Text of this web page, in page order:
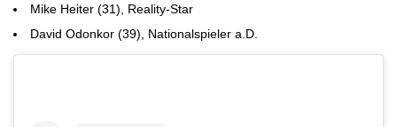
Mike Heiter (31), Reality-Star
David Odonkor (39), Nationalspieler a.D.